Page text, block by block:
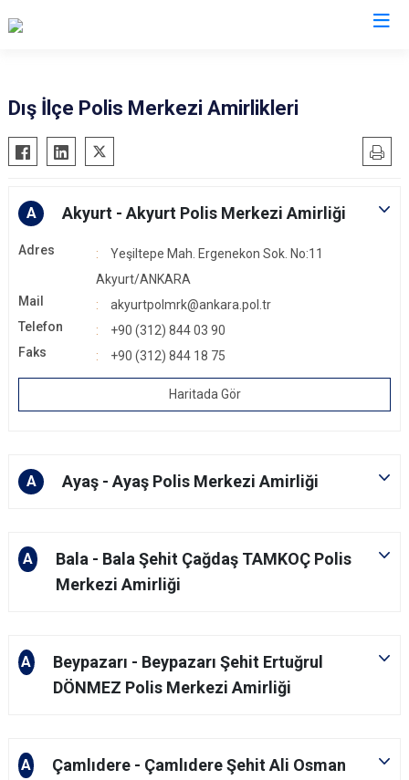
Dış İlçe Polis Merkezi Amirlikleri
A Akyurt - Akyurt Polis Merkezi Amirliği
Adres
Yeşiltepe Mah. Ergenekon Sok. No:11
Akyurt/ANKARA
Mail
akyurtpolmrk@ankara.pol.tr
Telefon
+90 (312) 844 03 90
Faks
+90 (312) 844 18 75
Haritada Gör
A Ayaş - Ayaş Polis Merkezi Amirliği
A
Bala - Bala Şehit Çağdaş TAMKOÇ Polis
Merkezi Amirliği
A
Beypazarı - Beypazarı Şehit Ertuğrul
DÖNMEZ Polis Merkezi Amirliği
A
Çamlıdere - Çamlıdere Şehit Ali Osman